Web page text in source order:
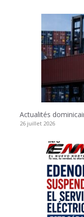
Actualités
26 juillet 2026